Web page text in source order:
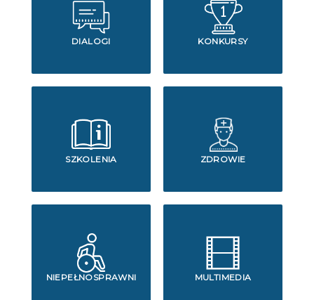
DIALOGI KONKURSY
SZKOLENIA ZDROWIE
NIEPEŁNOSPRAWNI MULTIMEDIA